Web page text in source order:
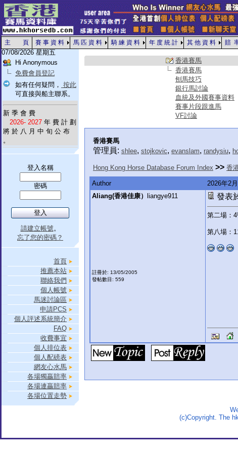
主 頁 賽 事 資 料 馬 匹 資 料 騎 練 資 料 年 度 統 計 其 他 資 料 賠
07/08/2026 星期五
Hi Anonymous
免費會員登記
如有任何疑問， 按此
可直接與船主聯系。
新 季 會 費
2026- 2027 年 費 計 劃
將 於 八 月 中 旬 公 布
。
登入名稱
密碼
請建立帳號。
忘了您的密碼？
首頁
推薦本站
聯絡我們
個人帳號
馬迷討論區
申請PCS
個人評述系統簡介
FAQ
收費事宜
個人排位表
個人配磅表
網友心水馬
各場獨贏賠率
各場連贏賠率
各場位置走勢
香港賽馬
香港賽馬
刨馬技巧
銀行馬討論
血統及外國賽事資料
賽事片段跟進馬
VF討論
香港賽馬
管理員: shlee, stojkovic, evanslam, randysiu,
Hong Kong Horse Database Forum Index >> 香
Author
2026年2
Aliang(香港佳康）
liangye911
註冊於: 13/05/2005
發帖數目: 559
發表
第二場：
第八場：
(c)Copyright. The